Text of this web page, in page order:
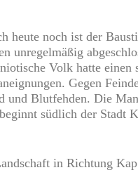
heute noch ist der
unregelmäßig
Volk hatte einen
Gegen
und Blutfehden. Die
südlich der Stadt
in Richtung